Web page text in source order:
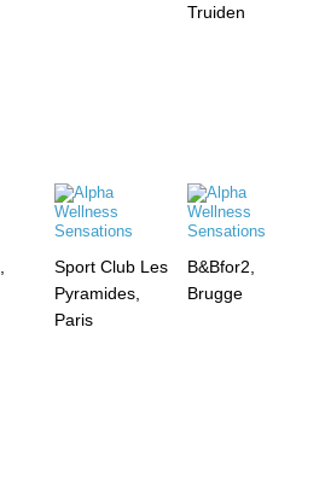
Truiden
Sport Club Les
Pyramides,
Paris
B&Bfor2,
Brugge